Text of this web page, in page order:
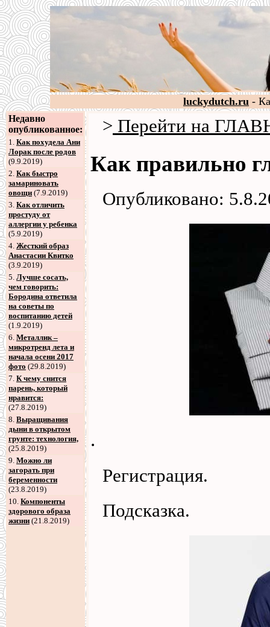
luckydutch.ru -
Недавно
опубликованное:
1. Как похудела Ани
Лорак после родов
(9.9.2019)
2. Как быстро
замариновать
овощи (7.9.2019)
3. Как отличить
простуду от
аллергии у ребенка
(5.9.2019)
4. Жесткий образ
Анастасии Квитко
(3.9.2019)
5. Лучше сосать,
чем говорить:
Бородина ответила
на советы по
воспитанию детей
(1.9.2019)
6. Металлик –
микротренд лета и
начала осени 2017
фото (29.8.2019)
7. К чему снится
парень, который
нравится:
(27.8.2019)
8. Выращивания
дыни в открытом
грунте: технология,
(25.8.2019)
9. Можно ли
загорать при
беременности
(23.8.2019)
10. Компоненты
здорового образа
жизни (21.8.2019)
> Перейти на
Как правильно
Опубликовано:
.
Регистрация.
Подсказка.